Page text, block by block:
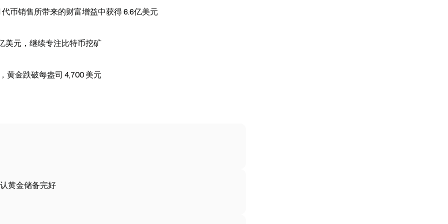
币销售所带来的财富增益中获得 6.6亿美元
美元，继续专注比特币挖矿
黄金跌破每盎司 4,700 美元
黄金储备完好